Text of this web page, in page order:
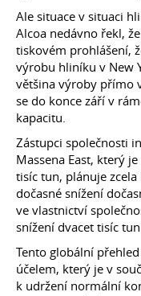
Ale situace v situaci
Alcoa nedávno řekl,
tiskovém prohlášení,
výrobu hliníku v New
většina výroby přímo
se do konce září v
kapacitu.
Zástupci společnosti
Massena East, který
tisíc tun, plánuje
dočasné snížení
ve vlastnictví
snížení dvacet tisíc
Tento globální
účelem, který je v
k udržení normální